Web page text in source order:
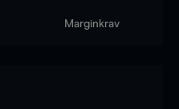
Marginkrav